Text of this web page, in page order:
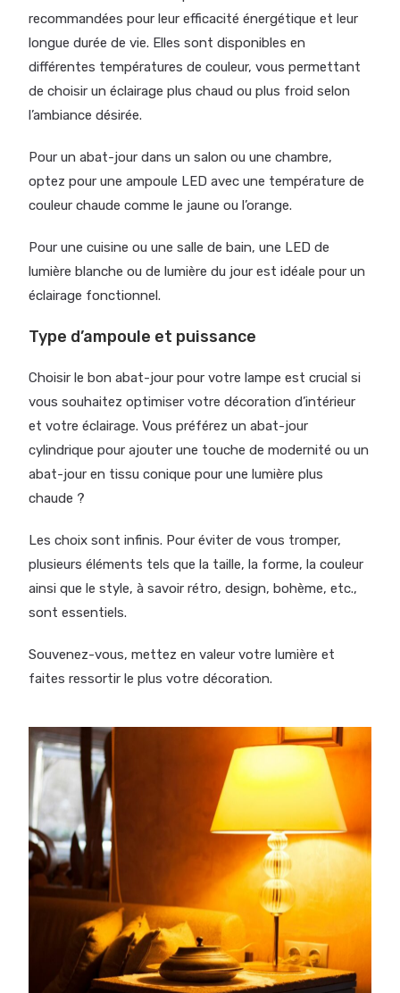
recommandées pour leur efficacité énergétique et leur
longue durée de vie. Elles sont disponibles en
différentes températures de couleur, vous permettant
de choisir un éclairage plus chaud ou plus froid selon
l’ambiance désirée.
Pour un abat-jour dans un salon ou une chambre,
optez pour une ampoule LED avec une température de
couleur chaude comme le jaune ou l’orange.
Pour une cuisine ou une salle de bain, une LED de
lumière blanche ou de lumière du jour est idéale pour un
éclairage fonctionnel.
Type d’ampoule et puissance
Choisir le bon abat-jour pour votre lampe est crucial si
vous souhaitez optimiser votre décoration d’intérieur
et votre éclairage. Vous préférez un abat-jour
cylindrique pour ajouter une touche de modernité ou un
abat-jour en tissu conique pour une lumière plus
chaude ?
Les choix sont infinis. Pour éviter de vous tromper,
plusieurs éléments tels que la taille, la forme, la couleur
ainsi que le style, à savoir rétro, design, bohème, etc.,
sont essentiels.
Souvenez-vous, mettez en valeur votre lumière et
faites ressortir le plus votre décoration.